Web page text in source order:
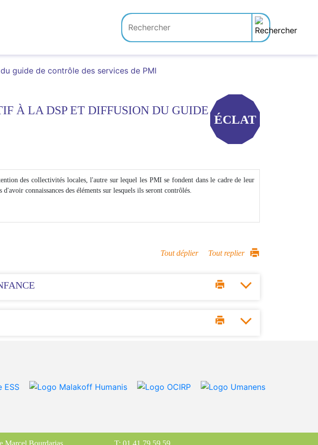
guide de contrôle des services de PMI
À LA DSP ET DIFFUSION DU GUIDE
ÉCLAT
des collectivités locales, l'autre sur lequel les PMI se fondent dans le cadre de leur
connaissances des éléments sur lesquels ils seront contrôlés.
Tout déplier Tout replier
Marcel Bourdarias T: 01 41 79 59 59